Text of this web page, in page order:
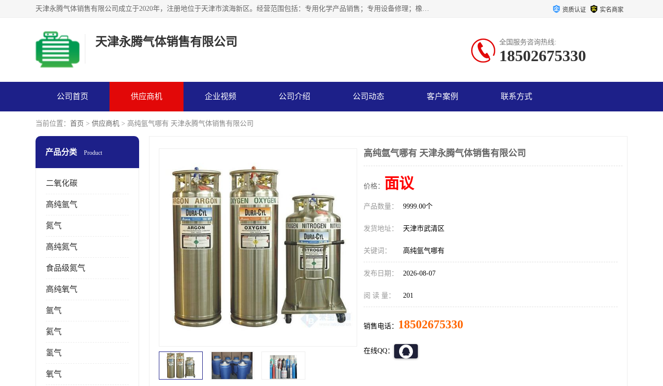
天津永腾气体销售有限公司成立于2020年，注册地位于天津市滨海新区。经营范围包括：专用化学产品销售；专用设备修理；橡胶制品销售；气体压缩机械销售；特种设备销售；仪器仪表销售；机械设备租赁；五金产品批发；食品添加剂销售等，主要供应：氧气、乙炔、氮气、氩气、氢气、氦气、液氨、液氮、一氧化碳、二氧化碳等，各种工业气体，高纯气体，食品级气体。 资质认证 实名商家
天津永腾气体销售有限公司 全国服务咨询热线:
18502675330
公司首页 供应商机 企业视频 公司介绍 公司动态 客户案例 联系方式
当前位置： 首页 > 供应商机 > 高纯氩气哪有 天津永腾气体销售有限公司
产品分类 Product
二氧化碳
高纯氩气
氮气
高纯氮气
食品级氮气
高纯氧气
氩气
氦气
氢气
氧气
高纯氩气哪有 天津永腾气体销售有限公司
价格： 面议
产品数量： 9999.00个
发货地址： 天津市武清区
关键词： 高纯氩气哪有
发布日期： 2026-08-07
阅 读 量： 201
销售电话： 18502675330
在线QQ：